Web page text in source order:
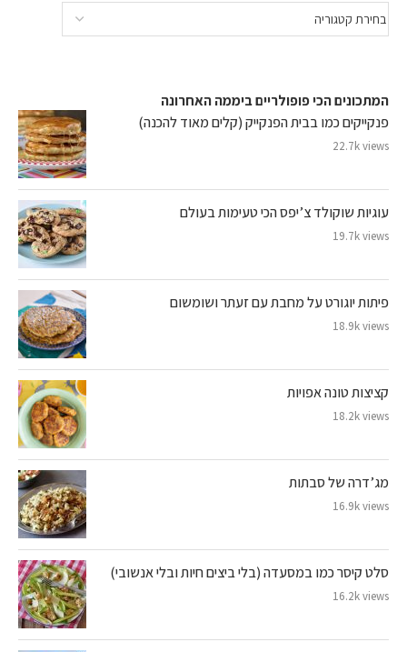
המתכונים הכי פופולריים ביממה האחרונה
פנקייקים כמו בבית הפנקייק (קלים מאוד להכנה)
22.7k views
עוגיות שוקולד צ’יפס הכי טעימות בעולם
19.7k views
פיתות יוגורט על מחבת עם זעתר ושומשום
18.9k views
קציצות טונה אפויות
18.2k views
מג’דרה של סבתות
16.9k views
סלט קיסר כמו במסעדה (בלי ביצים חיות ובלי אנשובי)
16.2k views